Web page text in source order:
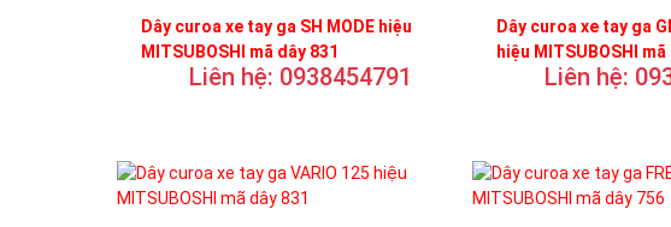
Dây curoa xe tay ga SH MODE hiệu
MITSUBOSHI mã dây 831
Liên hệ: 0938454791
Dây curoa xe tay ga
hiệu MITSUBOSHI
Liên hệ: